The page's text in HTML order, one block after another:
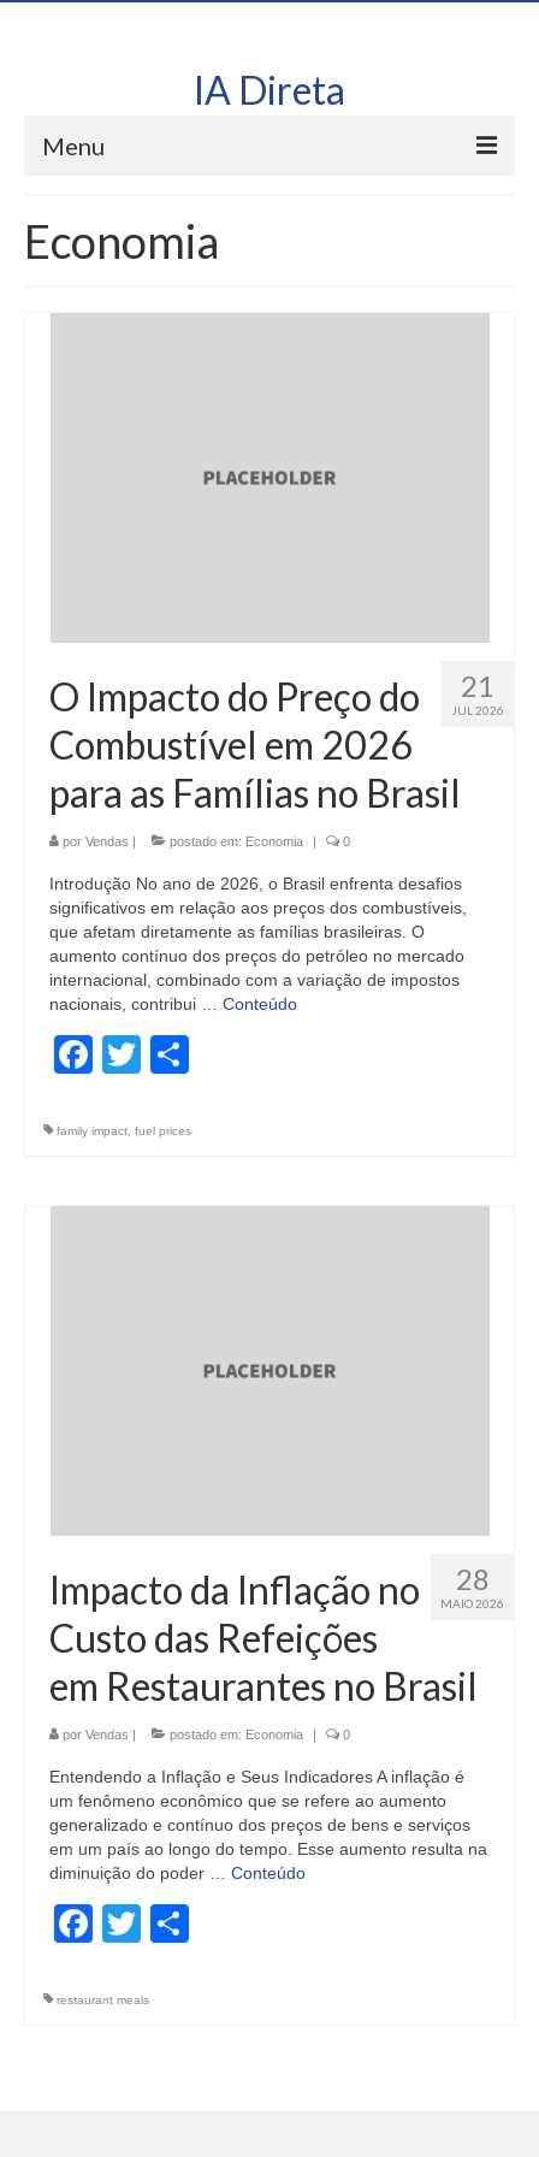
IA Direta
Menu
Conheça Nossa Ferramenta de IA: Utilize em Seu
Economia
21
JUL 2026
O Impacto do Preço do
Combustível em 2026
para as Famílias no Brasil
por Vendas | postado em: Economia | 0
Introdução No ano de 2026, o Brasil enfrenta desafios
significativos em relação aos preços dos combustíveis,
que afetam diretamente as famílias brasileiras. O
aumento contínuo dos preços do petróleo no mercado
internacional, combinado com a variação de impostos
nacionais, contribui … Conteúdo
Facebook
Twitter
family impact fuel prices
28
MAIO 2026
Impacto da Inflação no
Custo das Refeições
em Restaurantes no Brasil
por Vendas | postado em: Economia | 0
Entendendo a Inflação e Seus Indicadores A inflação é
um fenômeno econômico que se refere ao aumento
generalizado e contínuo dos preços de bens e serviços
em um país ao longo do tempo. Esse aumento resulta na
diminuição do poder … Conteúdo
Facebook
Twitter
restaurant meals